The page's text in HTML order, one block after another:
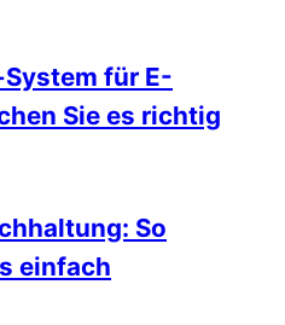
für E-
Sie es richtig
So
einfach